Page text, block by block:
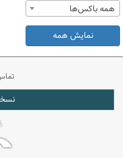
همه باکس‌ها
نمایش همه